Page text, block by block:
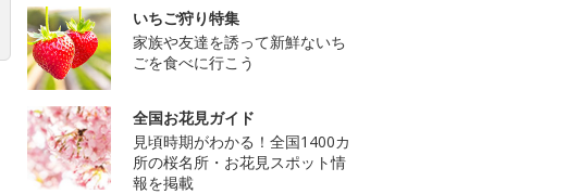
いちご狩り特集
家族や友達を誘って新鮮ないち
ごを食べに行こう
全国お花見ガイド
見頃時期がわかる！全国1400カ
所の桜名所・お花見スポット情
報を掲載